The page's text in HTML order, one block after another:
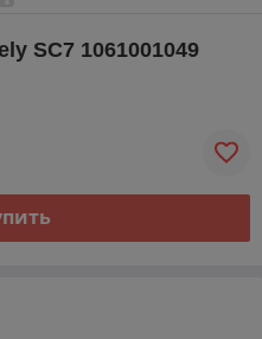
SC7 1061001049